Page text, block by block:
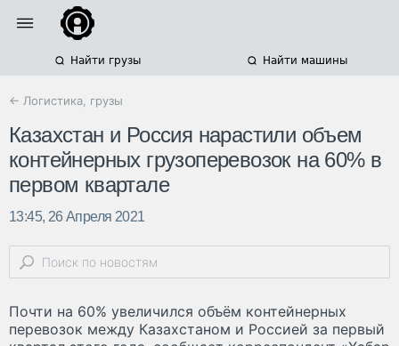
Найти грузы Найти машины
← Логистика, грузы
Казахстан и Россия нарастили объем
контейнерных грузоперевозок на 60% в
первом квартале
13:45, 26 Апреля 2021
Почти на 60% увеличился объём контейнерных
перевозок между Казахстаном и Россией за первый